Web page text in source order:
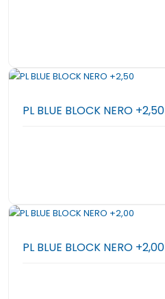
PL BLUE BLOCK NERO +2,50
PL BLUE BLOCK NERO +2,00